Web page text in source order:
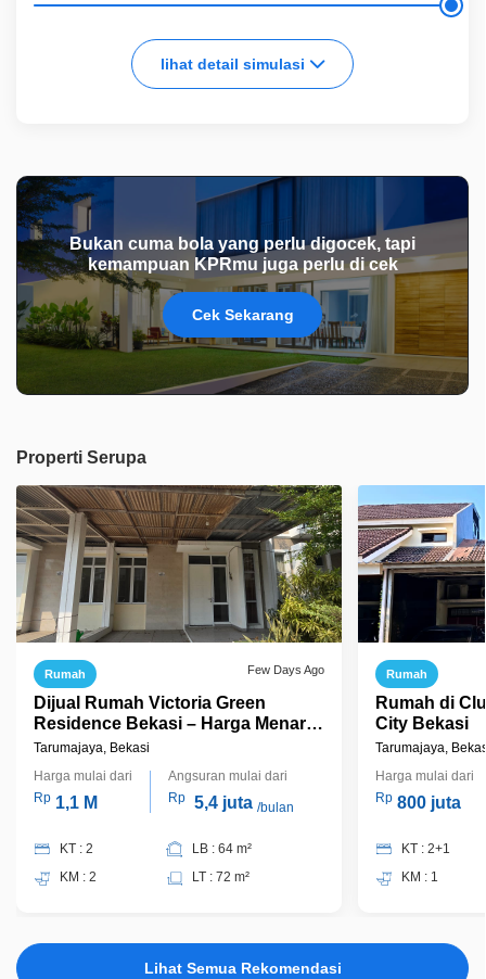
lihat detail simulasi
Bukan cuma bola yang perlu digocek, tapi
kemampuan KPRmu juga perlu di cek
Cek Sekarang
Properti Serupa
Rumah Few Days Ago
Dijual Rumah Victoria Green
Residence Bekasi – Harga Menarik,
Siap Nego
Tarumajaya, Bekasi
Harga mulai dari
Rp 1,1 M
Angsuran mulai dari
Rp 5,4 juta /bulan
KT : 2
KM : 2
LB : 64 m²
LT : 72 m²
Rumah
Rumah di
City Bekasi
Tarumajaya,
Harga mulai dari
Rp 800 juta
KT : 2+1
KM : 1
Lihat Semua Rekomendasi